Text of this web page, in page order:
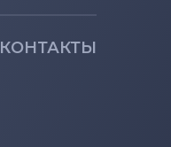
КОНТАКТЫ